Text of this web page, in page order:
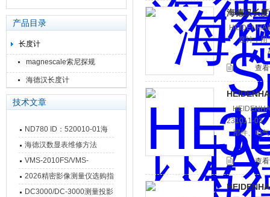
产品目录
长度计
magnescale索尼探规
海德汉长度计
技术文章
ND780 ID：520010-01海
德汉数显表故障维修内容
海德汉数显表维修方法
VMS-2010FS/VMS-
3020FS/VMS-4030FS手动
影像测量仪技术参数
2026精密影像测量仪选购指
南 靠谱品牌一站式选型推荐
DC3000/DC-3000测量投影
海德汉长
度计，用
查
231011-03
部件、电
查